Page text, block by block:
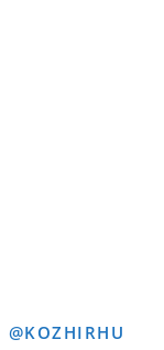
@KOZHIRHU